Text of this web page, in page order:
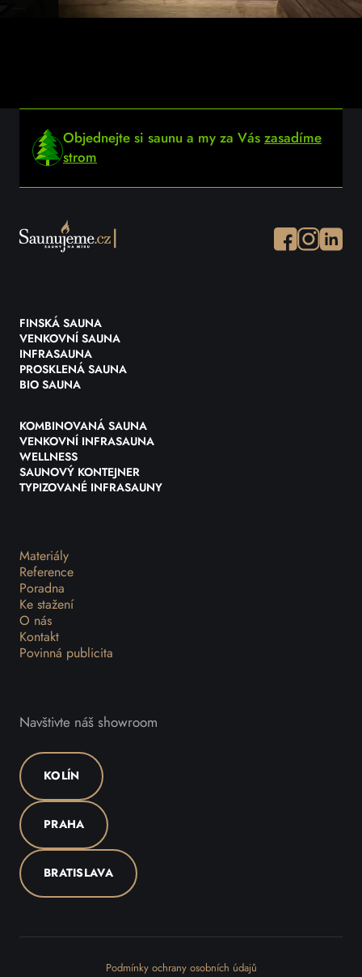
Objednejte si saunu a my za Vás zasadíme
strom
Facebook
Instagram
FINSKÁ SAUNA
VENKOVNÍ SAUNA
INFRASAUNA
PROSKLENÁ SAUNA
BIO SAUNA
KOMBINOVANÁ SAUNA
VENKOVNÍ INFRASAUNA
WELLNESS
SAUNOVÝ KONTEJNER
TYPIZOVANÉ INFRASAUNY
Materiály
Reference
Poradna
Ke stažení
O nás
Kontakt
Povinná publicita
Navštivte náš showroom
KOLÍN
PRAHA
BRATISLAVA
Podmínky ochrany osobních údajů